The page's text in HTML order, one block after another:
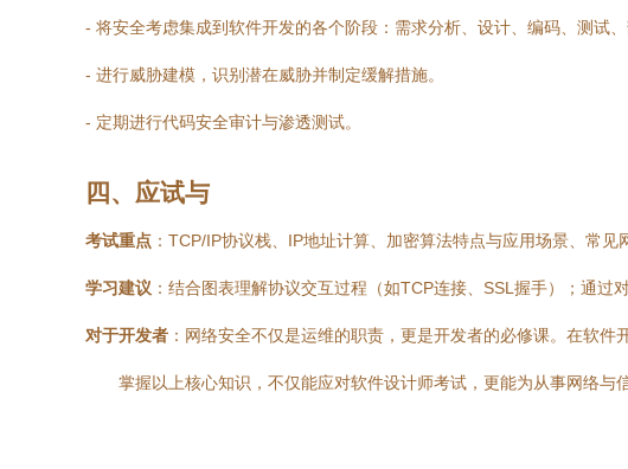
- 将安全考虑集成到软件开发的各个阶段：需求分析、设计、编码、测试、
- 进行威胁建模，识别潜在威胁并制定缓解措施。
- 定期进行代码安全审计与渗透测试。
四、应试与
考试重点 ：TCP/IP协议栈、IP地址计算、加密算法特点与应用场景、常见
学习建议 ：结合图表理解协议交互过程（如TCP连接、SSL握手）；通
对于开发者 ：网络安全不仅是运维的职责，更是开发者的必修课。在软
掌握以上核心知识，不仅能应对软件设计师考试，更能为从事网络与